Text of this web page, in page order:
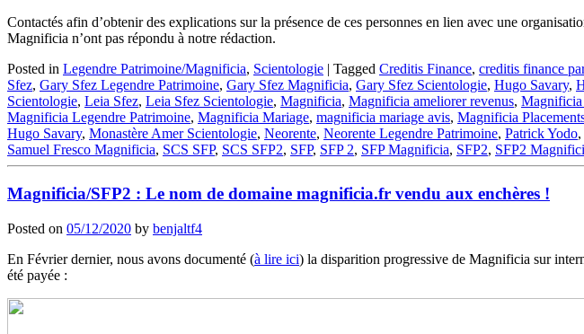
Contactés afin d’obtenir des explications sur la présence de ces personnes en lien avec une
Magnificia n’ont pas répondu à notre rédaction.
Posted in Legendre Patrimoine/Magnificia, Scientologie | Tagged Creditis Finance, creditis finance
Sfez, Gary Sfez Legendre Patrimoine, Gary Sfez Magnificia, Gary Sfez Scientologie, Hugo Savary,
Scientologie, Leia Sfez, Leia Sfez Scientologie, Magnificia, Magnificia ameliorer revenus, Magnificia
Magnificia Legendre Patrimoine, Magnificia Mariage, magnificia mariage avis, Magnificia
Hugo Savary, Monastère Amer Scientologie, Neorente, Neorente Legendre Patrimoine, Patrick Yodo,
Samuel Fresco Magnificia, SCS SFP, SCS SFP2, SFP, SFP 2, SFP Magnificia, SFP2, SFP2
Magnificia/SFP2 : Le nom de domaine magnificia.fr vendu aux enchères !
Posted on 05/12/2020 by benjaltf4
En Février dernier, nous avons documenté (à lire ici) la disparition progressive de Magnificia sur
été payée :